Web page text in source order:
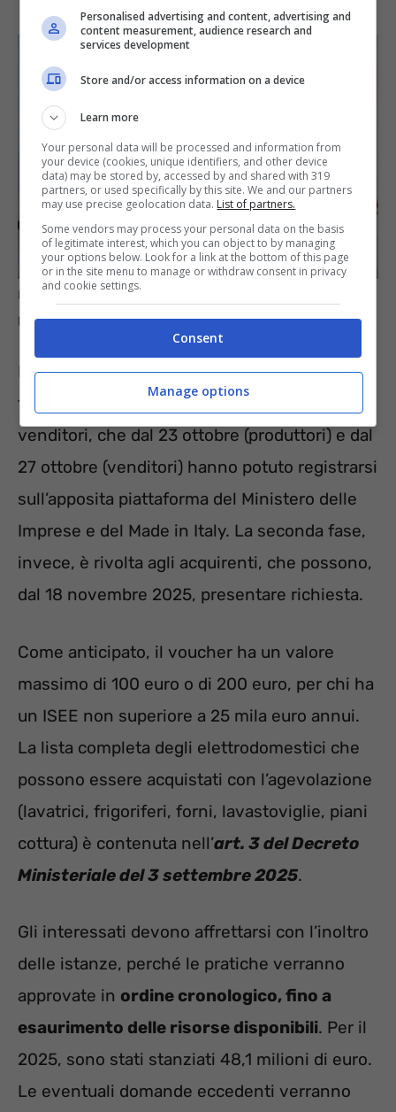
Richiesta Bonus elettrodomestici 2025: requisiti e procedura
per ricevere il voucher (informazioneoggi.it)
Il riconoscimento del Bonus si articola in due
fasi; la prima coinvolge i produttori e i
venditori, che dal 23 ottobre (produttori) e dal
27 ottobre (venditori) hanno potuto registrarsi
sull’apposita piattaforma del Ministero delle
Imprese e del Made in Italy. La seconda fase,
invece, è rivolta agli acquirenti, che possono,
dal 18 novembre 2025, presentare richiesta.
Come anticipato, il voucher ha un valore
massimo di 100 euro o di 200 euro, per chi ha
un ISEE non superiore a 25 mila euro annui.
La lista completa degli elettrodomestici che
possono essere acquistati con l’agevolazione
(lavatrici, frigoriferi, forni, lavastoviglie, piani
cottura) è contenuta nell’art. 3 del Decreto
Ministeriale del 3 settembre 2025.
Gli interessati devono affrettarsi con l’inoltro
delle istanze, perché le pratiche verranno
approvate in ordine cronologico, fino a
esaurimento delle risorse disponibili. Per il
2025, sono stati stanziati 48,1 milioni di euro.
Le eventuali domande eccedenti verranno
Personalised advertising and content, advertising and
content measurement, audience research and
services development
Store and/or access information on a device
Learn more
Your personal data will be processed and information from
your device (cookies, unique identifiers, and other device
data) may be stored by, accessed by and shared with 319
partners, or used specifically by this site. We and our partners
may use precise geolocation data. List of partners.
Some vendors may process your personal data on the basis
of legitimate interest, which you can object to by managing
your options below. Look for a link at the bottom of this page
or in the site menu to manage or withdraw consent in privacy
and cookie settings.
Consent
Manage options